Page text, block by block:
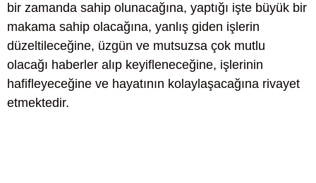
bir zamanda sahip olunacağına, yaptığı işte büyük bir
makama sahip olacağına, yanlış giden işlerin
düzeltileceğine, üzgün ve mutsuzsa çok mutlu
olacağı haberler alıp keyifleneceğine, işlerinin
hafifleyeceğine ve hayatının kolaylaşacağına rivayet
etmektedir.